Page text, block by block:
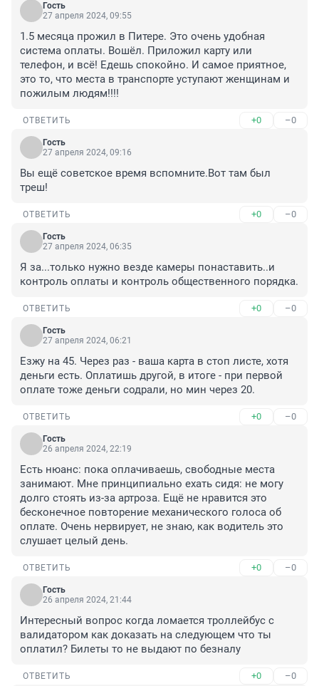
Гость
27 апреля 2024, 09:55
1.5 месяца прожил в Питере. Это очень удобная
система оплаты. Вошёл. Приложил карту или
телефон, и всё! Едешь спокойно. И самое приятное,
это то, что места в транспорте уступают женщинам и
пожилым людям!!!!
ОТВЕТИТЬ +0 –0
Гость
27 апреля 2024, 09:16
Вы ещё советское время вспомните.Вот там был
треш!
ОТВЕТИТЬ +0 –0
Гость
27 апреля 2024, 06:35
Я за...только нужно везде камеры понаставить..и
контроль оплаты и контроль общественного порядка.
ОТВЕТИТЬ +0 –0
Гость
27 апреля 2024, 06:21
Езжу на 45. Через раз - ваша карта в стоп листе, хотя
деньги есть. Оплатишь другой, в итоге - при первой
оплате тоже деньги содрали, но мин через 20.
ОТВЕТИТЬ +0 –0
Гость
26 апреля 2024, 22:19
Есть нюанс: пока оплачиваешь, свободные места
занимают. Мне принципиально ехать сидя: не могу
долго стоять из-за артроза. Ещё не нравится это
бесконечное повторение механического голоса об
оплате. Очень нервирует, не знаю, как водитель это
слушает целый день.
ОТВЕТИТЬ +0 –0
Гость
26 апреля 2024, 21:44
Интересный вопрос когда ломается троллейбус с
валидатором как доказать на следующем что ты
оплатил? Билеты то не выдают по безналу
ОТВЕТИТЬ +0 –0